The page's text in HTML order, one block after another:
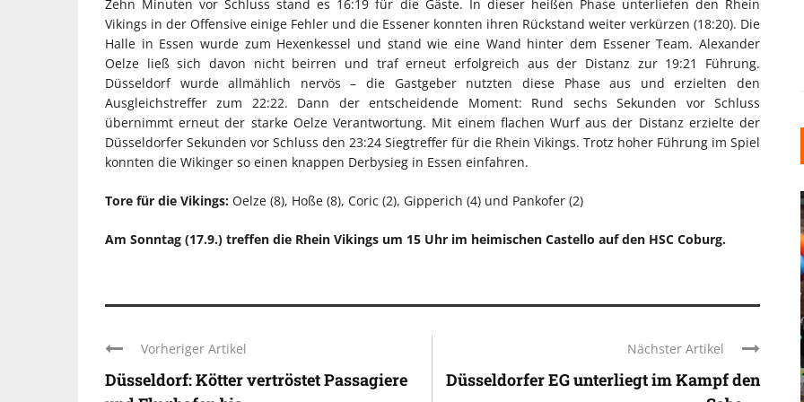
Zehn Minuten vor Schluss stand es 16:19 für die Gäste. In dieser heißen Phase unterliefen den Rhein
Vikings in der Offensive einige Fehler und die Essener konnten ihren Rückstand weiter verkürzen (18:20). Die
Halle in Essen wurde zum Hexenkessel und stand wie eine Wand hinter dem Essener Team. Alexander
Oelze ließ sich davon nicht beirren und traf erneut erfolgreich aus der Distanz zur 19:21 Führung.
Düsseldorf wurde allmählich nervös – die Gastgeber nutzten diese Phase aus und erzielten den
Ausgleichstreffer zum 22:22. Dann der entscheidende Moment: Rund sechs Sekunden vor Schluss
übernimmt erneut der starke Oelze Verantwortung. Mit einem flachen Wurf aus der Distanz erzielte der
Düsseldorfer Sekunden vor Schluss den 23:24 Siegtreffer für die Rhein Vikings. Trotz hoher Führung im Spiel
konnten die Wikinger so einen knappen Derbysieg in Essen einfahren.
Tore für die Vikings: Oelze (8), Hoße (8), Coric (2), Gipperich (4) und Pankofer (2)
Am Sonntag (17.9.) treffen die Rhein Vikings um 15 Uhr im heimischen Castello auf den HSC Coburg.
Vorheriger Artikel
Düsseldorf: Kötter vertröstet Passagiere
Nächster Artikel
Düsseldorfer EG unterliegt im Kampf den
KUNSTSTOFFFENSTER DEN
EINFAMILIENHAUS